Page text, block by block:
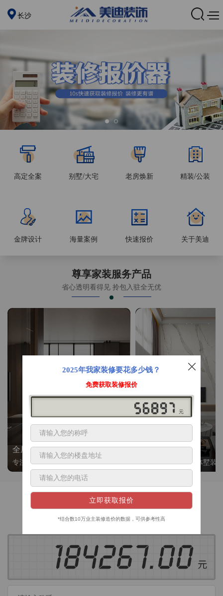
长沙
高定全案 别墅/大宅 老房焕新 精装/公装
金牌设计 海量案例 快速报价 关于美迪
尊享家装服务产品
省心透明看得见 拎包入驻全无优
全屋整装
专注整装24年，高标准，选美迪 十年后仍爱我家
别墅大平层
高端私人定制，整体墅装
获取装修预算